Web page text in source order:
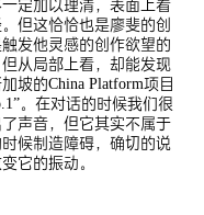
定加以理清，表面上看
但这恰恰也是廖斐的创
发他灵感的创作欲望的
从局部上看，却能发现
坡的China Platform项目
。在对话的时候我们很
声音，但它其实不属于
候制造障碍，确切的说
它的振动。